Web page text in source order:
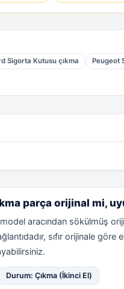
Sigorta Kutusu çıkma Peugeot
parça orijinal mi,
aracından sökülmüş
sıfır orijinale
Durum: Çıkma (İkinci El)